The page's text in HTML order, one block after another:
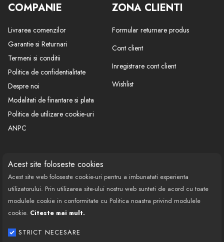
Acest site foloseste cookies
Acest site web foloseste cookie-uri pentru a imbunatati experienta
utilizatorului. Prin utilizarea site-ului nostru web sunteti de acord cu toate
modulele cookie in conformitate cu Politica noastra privind modulele
cookie. Citeste mai mult.
STRICT NECESARE
fixare , sistemul antifurt si instructiuni montaj.
Model : 145
Cod caroserie : 930
Tip Caroserie : 3 usi
An Fabricatie : 1994-2000
COMPANIE
Livrarea comenzilor
Garantie si Returnari
Termeni si conditii
Politica de confidentialitate
Despre noi
Modalitati de finantare si plata
Politica de utilizare cookie-uri
ANPC
ZONA CLIENTI
Formular returnare produs
Cont client
Inregistrare cont client
Wishlist
CONTACT
Call Center: 0377 100 941
Program de lucru: Luni-Vineri
08:00 - 18:00
Email: contact@bestautovest.ro